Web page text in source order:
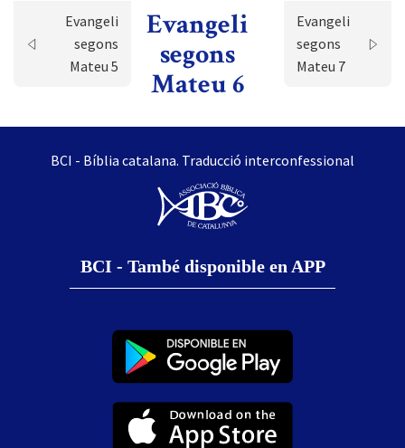
Evangeli
segons
Mateu 5
Evangeli
segons
Mateu 6
Evangeli
segons
Mateu 7
BCI - Bíblia catalana. Traducció interconfessional
BCI - També disponible en APP